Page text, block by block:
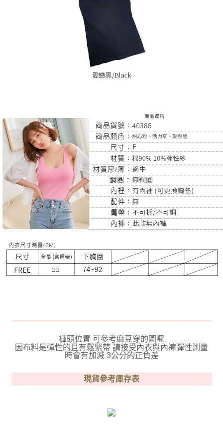
褲頭位置 可參考麻豆穿的圖喔
因布料是彈性的且有鬆緊帶 請接受內衣與內褲彈性測量
時會有加減 3公分的正負差
現貨參考庫存表